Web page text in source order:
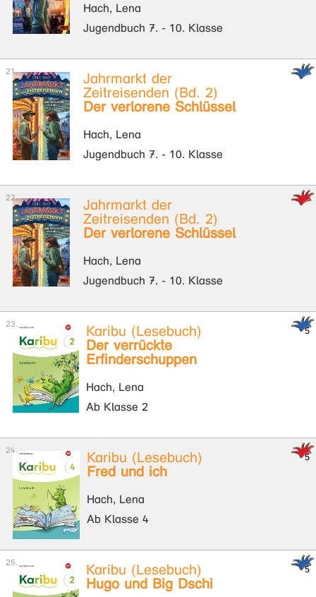
Hach, Lena
Jugendbuch 7. - 10. Klasse
Jahrmarkt der
Zeitreisenden (Bd. 2)
Der verlorene Schlüssel
Hach, Lena
Jugendbuch 7. - 10. Klasse
Jahrmarkt der
Zeitreisenden (Bd. 2)
Der verlorene Schlüssel
Hach, Lena
Jugendbuch 7. - 10. Klasse
Karibu (Lesebuch)
Der verrückte
Erfinderschuppen
Hach, Lena
Ab Klasse 2
Karibu (Lesebuch)
Fred und ich
Hach, Lena
Ab Klasse 4
Karibu (Lesebuch)
Hugo und Big Dschi